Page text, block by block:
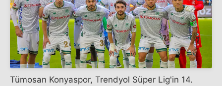
Tümosan Konyaspor, Trendyol Süper Lig'in 14.